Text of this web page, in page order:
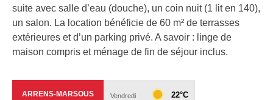
suite avec salle d’eau (douche), un coin nuit (1 lit en 140),
un salon. La location bénéficie de 60 m² de terrasses
extérieures et d’un parking privé. A savoir : linge de
maison compris et ménage de fin de séjour inclus.